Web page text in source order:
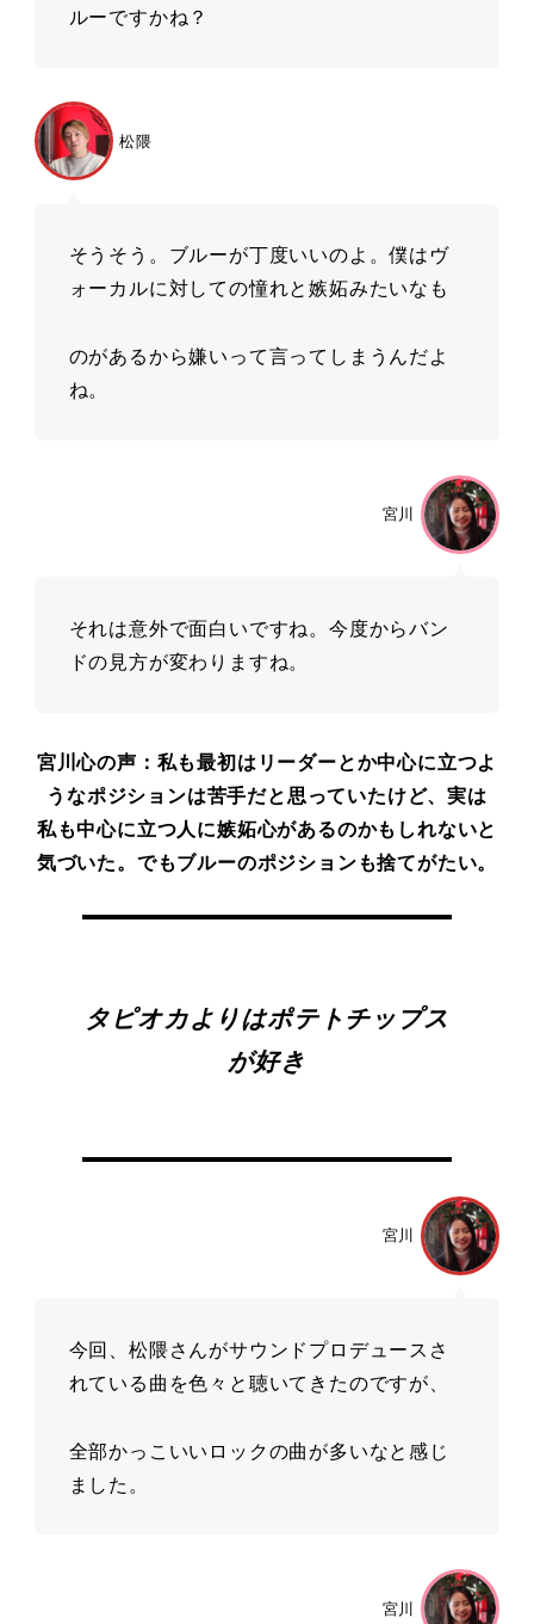
ルーですかね？
松隈
そうそう。ブルーが丁度いいのよ。僕はヴ
ォーカルに対しての憧れと嫉妬みたいなも
のがあるから嫌いって⾔ってしまうんだよ
ね。
宮川
それは意外で⾯⽩いですね。今度からバン
ドの⾒⽅が変わりますね。
宮川⼼の声：私も最初はリーダーとか中⼼に⽴つよ
うなポジションは苦⼿だと思っていたけど、実は
私も中⼼に⽴つ⼈に嫉妬⼼があるのかもしれないと
気づいた。でもブルーのポジションも捨てがたい。
タピオカよりはポテトチップス
が好き
宮川
今回、松隈さんがサウンドプロデュースさ
れている曲を⾊々と聴いてきたのですが、
全部かっこいいロックの曲が多いなと感じ
ました。
宮川